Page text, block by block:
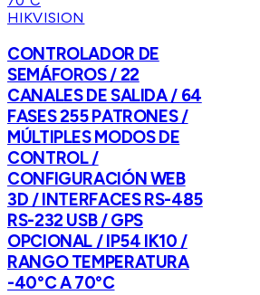
HIKVISION
CONTROLADOR DE
SEMÁFOROS / 22
CANALES DE SALIDA / 64
FASES 255 PATRONES /
MÚLTIPLES MODOS DE
CONTROL /
CONFIGURACIÓN WEB
3D / INTERFACES RS-485
RS-232 USB / GPS
OPCIONAL / IP54 IK10 /
RANGO TEMPERATURA
-40°C A 70°C